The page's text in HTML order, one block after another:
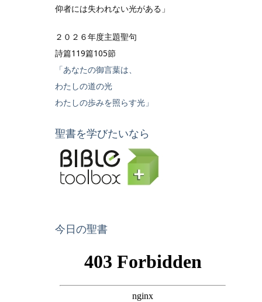
仰者には失われない光がある」
２０２６年度主題聖句
詩篇119篇105節
「あなたの御言葉は、
わたしの道の光
わたしの歩みを照らす光」
聖書を学びたいなら
今日の聖書